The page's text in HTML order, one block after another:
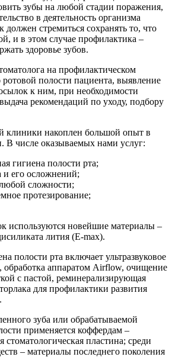
зубы на любой стадии поражения,
в деятельность организма
должен стремиться сохранять то, что
и в этом случае профилактика –
здоровье зубов.
на профилактическом
ротовой полости пациента, выявление
к ним, при необходимости
рекомендаций по уходу, подбору
клиники накоплен большой опыт в
В числе оказываемых нами услуг:
гигиена полости рта;
и его осложнений;
сложности;
протезирование;
используются новейшие материалы –
лития (E-max).
полости рта включает ультразвуковое
обработка аппаратом Airflow, очищение
с пастой, реминерализирующая
для профилактики развития
зуба или обрабатываемой
применяется коффердам –
стоматологическая пластина; среди
– материалы последнего поколения